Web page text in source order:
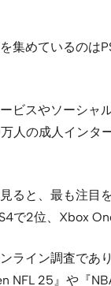
集めているのは
ビスやソーシ
人の成人イン
ると、最も注
で2位、Xbox
ライン調査で
NFL 25』や『